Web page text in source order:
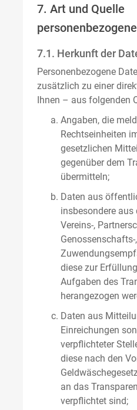
7. Art und Quelle
7.1. Herkunft der
Personenbezogene
zusätzlich zu einer
Ihnen – aus folgenden
Angaben, die
Rechtseinheiten
gesetzlichen
gegenüber dem
übermitteln;
Daten aus
insbesondere aus
Vereins-,
Genossenschafts-
diese zur
Aufgaben des
herangezogen
Daten aus
Einreichungen
verpflichteter
diese nach den
an das
verpflichtet sind;